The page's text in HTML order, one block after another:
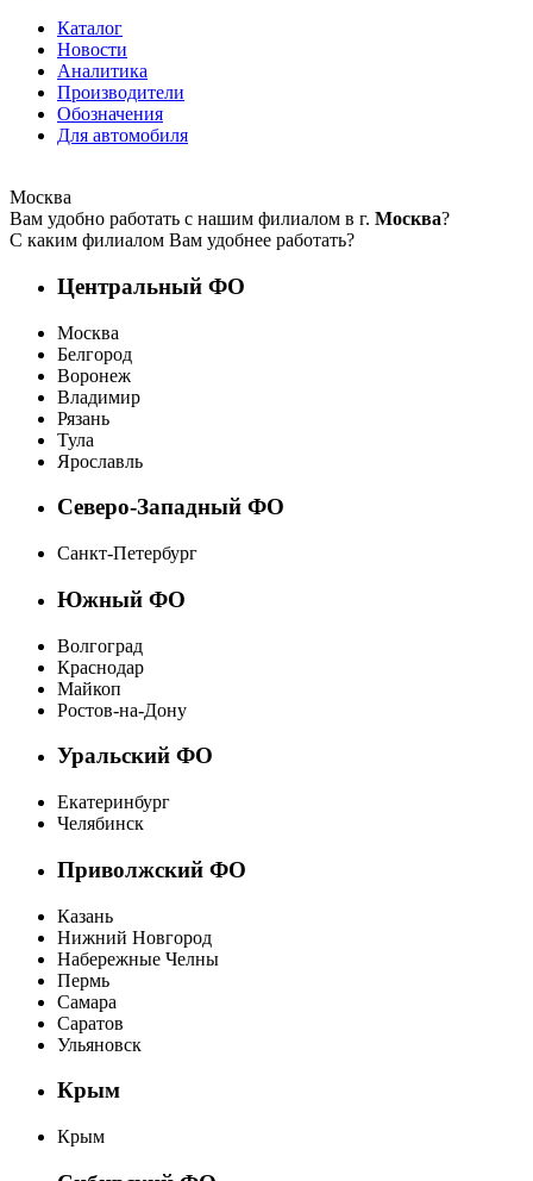
Каталог
Новости
Аналитика
Производители
Обозначения
Для автомобиля
Москва
Вам удобно работать с нашим филиалом в г. Москва?
С каким филиалом Вам удобнее работать?
Центральный ФО
Москва
Белгород
Воронеж
Владимир
Рязань
Тула
Ярославль
Северо-Западный ФО
Санкт-Петербург
Южный ФО
Волгоград
Краснодар
Майкоп
Ростов-на-Дону
Уральский ФО
Екатеринбург
Челябинск
Приволжский ФО
Казань
Нижний Новгород
Набережные Челны
Пермь
Самара
Саратов
Ульяновск
Крым
Крым